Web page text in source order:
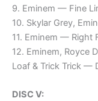
9. Eminem — Fine
10. Skylar Grey,
11. Eminem — Right
12. Eminem, Royce
Loaf & Trick Trick —
DISC V: